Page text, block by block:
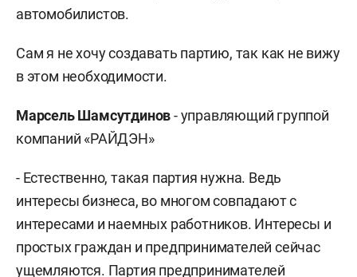
автомобилистов.
Сам я не хочу создавать партию, так как не вижу
в этом необходимости.
Марсель Шамсутдинов- управляющий группой
компаний «РАЙДЭН»
- Естественно, такая партия нужна. Ведь
интересы бизнеса, во многом совпадают с
интересами и наемных работников. Интересы и
простых граждан и предпринимателей сейчас
ущемляются. Партия предпринимателей